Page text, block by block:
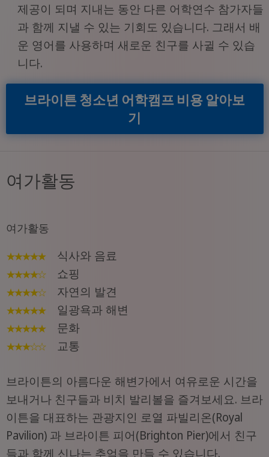
제공이 되며 지내는 동안 다른 어학연수 참가자들
과 함께 지낼 수 있는 기회도 있습니다. 그래서 배
운 영어를 사용하며 새로운 친구를 사귈 수 있습
니다.
브라이튼 청소년 어학캠프 비용 알아보
기
여가활동
여가활동
★★★★★식사와 음료
★★★★☆쇼핑
★★★★☆자연의 발견
★★★★★일광욕과 해변
★★★★★문화
★★★☆☆교통
브라이튼의 아름다운 해변가에서 여유로운 시간을
보내거나 친구들과 비치 발리볼을 즐겨보세요. 브라
이튼을 대표하는 관광지인 로열 파빌리온(Royal
Pavilion) 과 브라이튼 피어(Brighton Pier)에서 친구
들과 함께 신나는 추억을 만들 수 있습니다.